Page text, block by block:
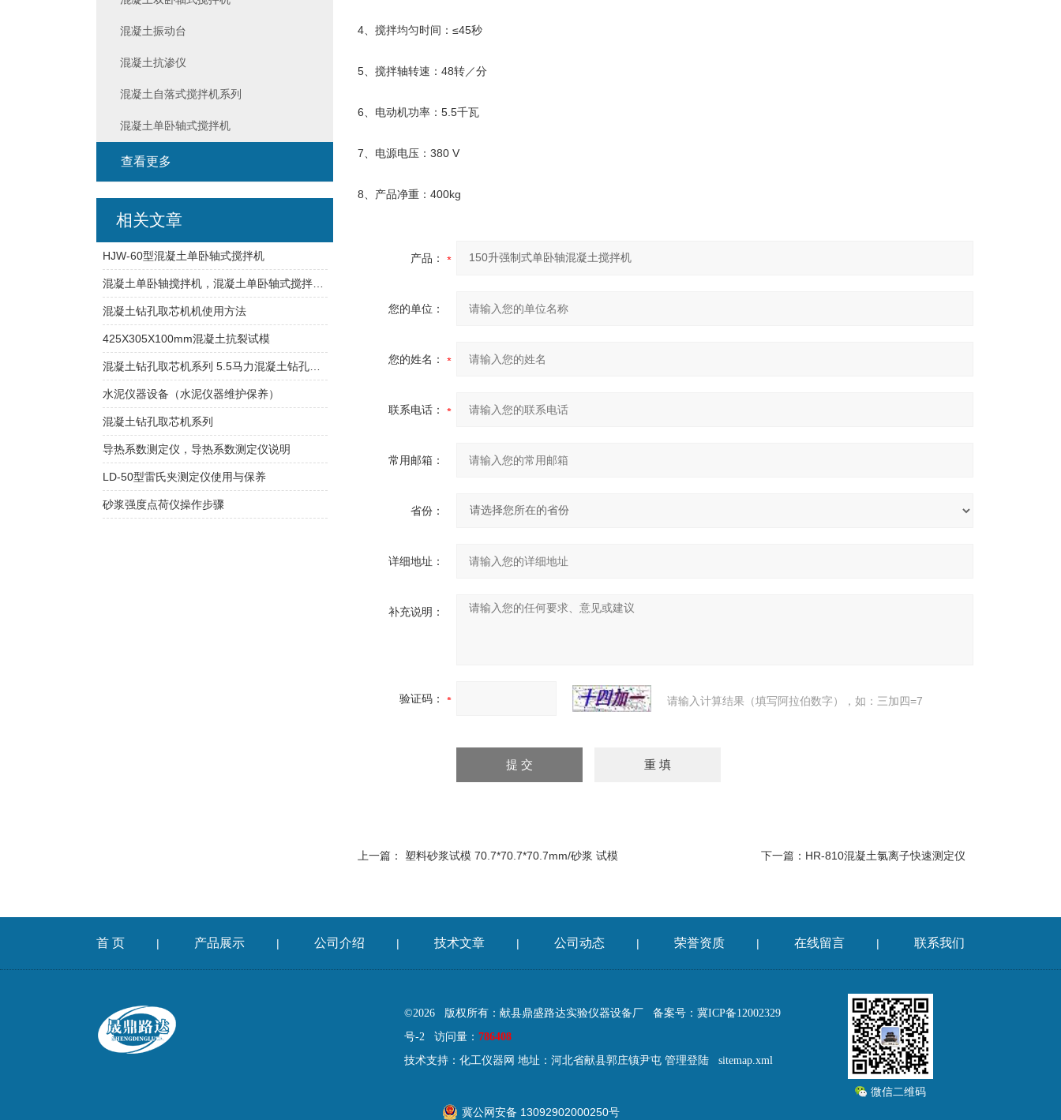
4、搅拌均匀时间：≤45秒
5、搅拌轴转速：48转／分
6、电动机功率：5.5千瓦
7、电源电压：380 V
8、产品净重：400kg
产品：
您的单位：
您的姓名：
联系电话：
常用邮箱：
省份：
详细地址：
补充说明：
验证码： 请输入计算结果（填写阿拉伯数字），如：三加四=7
上一篇： 塑料砂浆试模 70.7*70.7*70.7mm/砂浆 试模 下一篇： HR-810混凝土氯离子快速测定仪
混凝土振动台
混凝土抗渗仪
混凝土自落式搅拌机系列
混凝土单卧轴式搅拌机
查看更多
相关文章
HJW-60型混凝土单卧轴式搅拌机
混凝土单卧轴搅拌机，混凝土单卧轴式搅拌机价格,报价,详情说明
混凝土钻孔取芯机机使用方法
425X305X100mm混凝土抗裂试模
混凝土钻孔取芯机系列 5.5马力混凝土钻孔取芯机 9马力混凝土钻孔取芯机
水泥仪器设备（水泥仪器维护保养）
混凝土钻孔取芯机系列
导热系数测定仪，导热系数测定仪说明
LD-50型雷氏夹测定仪使用与保养
砂浆强度点荷仪操作步骤
首 页 | 产品展示 | 公司介绍 | 技术文章 | 公司动态 | 荣誉资质 | 在线留言 | 联系我们
©2026 版权所有：献县鼎盛路达实验仪器设备厂 备案号：冀ICP备12002329
号-2 访问量： 786408
技术支持： 化工仪器网 地址：河北省献县郭庄镇尹屯 管理登陆 sitemap.xml
微信二维码
冀公网安备 13092902000250号